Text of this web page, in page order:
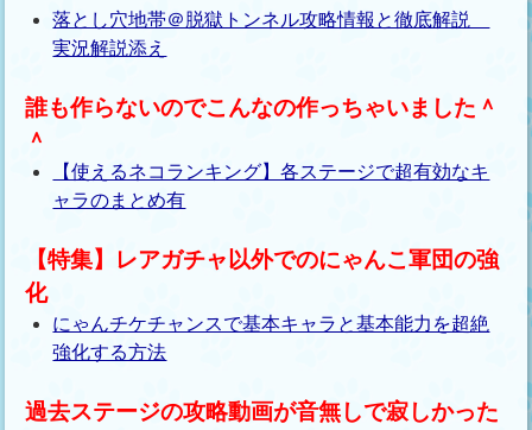
落とし穴地帯＠脱獄トンネル攻略情報と徹底解説
実況解説添え
誰も作らないのでこんなの作っちゃいました＾
＾
【使えるネコランキング】各ステージで超有効なキ
ャラのまとめ有
【特集】レアガチャ以外でのにゃんこ軍団の強
化
にゃんチケチャンスで基本キャラと基本能力を超絶
強化する方法
過去ステージの攻略動画が音無しで寂しかった